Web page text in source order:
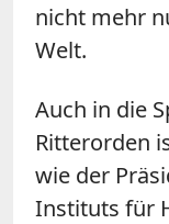
nicht mehr
Welt.
Auch in die
Ritterorden
wie der
Instituts für